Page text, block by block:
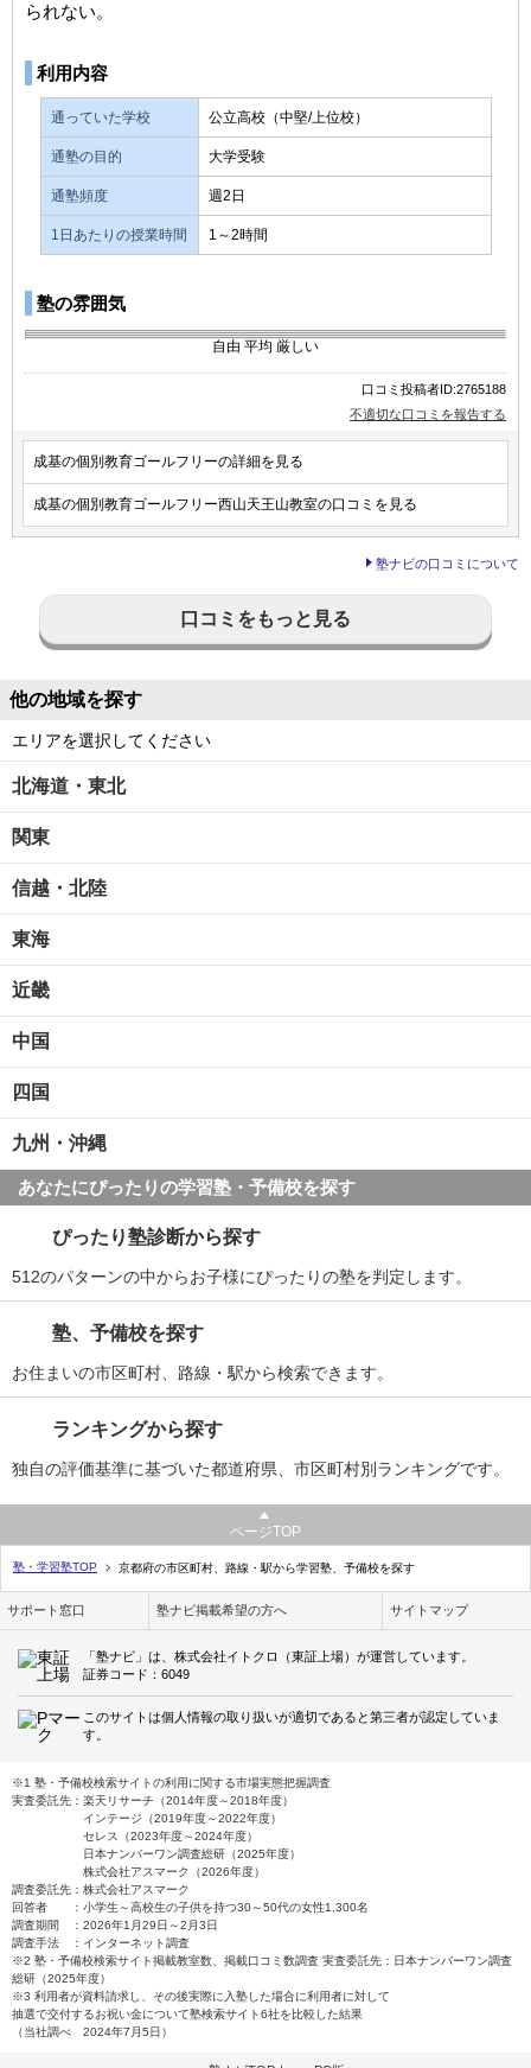
られない。
利用内容
通っていた学校 公立高校（中堅/上位校）
通塾の目的 大学受験
通塾頻度 週2日
1日あたりの授業時間 1～2時間
塾の雰囲気
自由 平均 厳しい
口コミ投稿者ID:2765188
不適切な口コミを報告する
成基の個別教育ゴールフリーの詳細を見る
成基の個別教育ゴールフリー西山天王山教室の口コミを見る
塾ナビの口コミについて
口コミをもっと見る
他の地域を探す
エリアを選択してください
北海道・東北
関東
信越・北陸
東海
近畿
中国
四国
九州・沖縄
あなたにぴったりの学習塾・予備校を探す
ぴったり塾診断から探す
512のパターンの中からお子様にぴったりの塾を判定します。
塾、予備校を探す
お住まいの市区町村、路線・駅から検索できます。
ランキングから探す
独自の評価基準に基づいた都道府県、市区町村別ランキングです。
ページTOP
塾・学習塾TOP 京都府の市区町村、路線・駅から学習塾、予備校を探す
サポート窓口 塾ナビ掲載希望の方へ サイトマップ
「塾ナビ」は、株式会社イトクロ（東証上場）が運営しています。
証券コード：6049
このサイトは個人情報の取り扱いが適切であると第三者が認定していま
す。
※1 塾・予備校検索サイトの利用に関する市場実態把握調査
実査委託先：楽天リサーチ（2014年度～2018年度）
インテージ（2019年度～2022年度）
セレス（2023年度～2024年度）
日本ナンバーワン調査総研（2025年度）
株式会社アスマーク（2026年度）
調査委託先：株式会社アスマーク
回答者 ：小学生～高校生の子供を持つ30～50代の女性1,300名
調査期間 ：2026年1月29日～2月3日
調査手法 ：インターネット調査
※2 塾・予備校検索サイト掲載教室数、掲載口コミ数調査 実査委託先：日本ナンバーワン調査
総研（2025年度）
※3 利用者が資料請求し、その後実際に入塾した場合に利用者に対して
抽選で交付するお祝い金について塾検索サイト6社を比較した結果
（当社調べ 2024年7月5日）